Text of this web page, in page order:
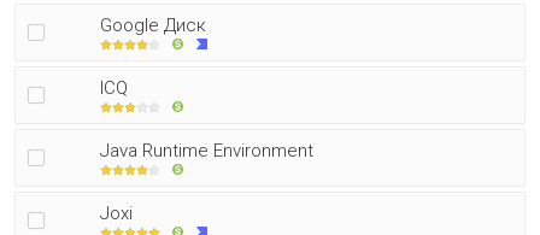
Google Диск
ICQ
Java Runtime Environment
Joxi